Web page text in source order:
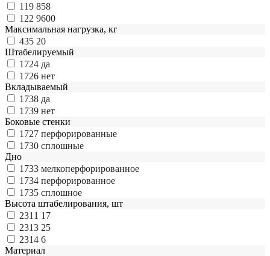
119 858
122 9600
Максимальная нагрузка, кг
435 20
Штабелируемый
1724 да
1726 нет
Вкладываемый
1738 да
1739 нет
Боковые стенки
1727 перфорированные
1730 сплошные
Дно
1733 мелкоперфорированное
1734 перфорированное
1735 сплошное
Высота штабелирования, шт
2311 17
2313 25
2314 6
Материал